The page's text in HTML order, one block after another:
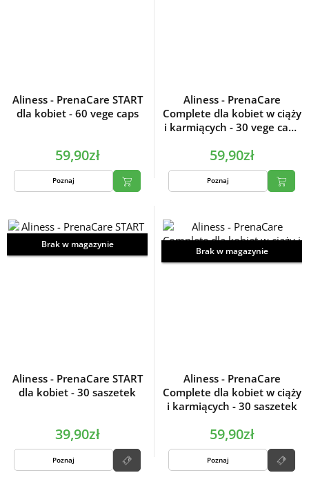
Aliness - PrenaCare START
dla kobiet - 60 vege caps
59,90zł
Poznaj
Aliness - PrenaCare
Complete dla kobiet w ciąży
i karmiących - 30 vege caps
59,90zł
Poznaj
Brak w magazynie
Aliness - PrenaCare START
dla kobiet - 30 saszetek
39,90zł
Poznaj
Brak w magazynie
Aliness - PrenaCare
Complete dla kobiet w ciąży
i karmiących - 30 saszetek
59,90zł
Poznaj